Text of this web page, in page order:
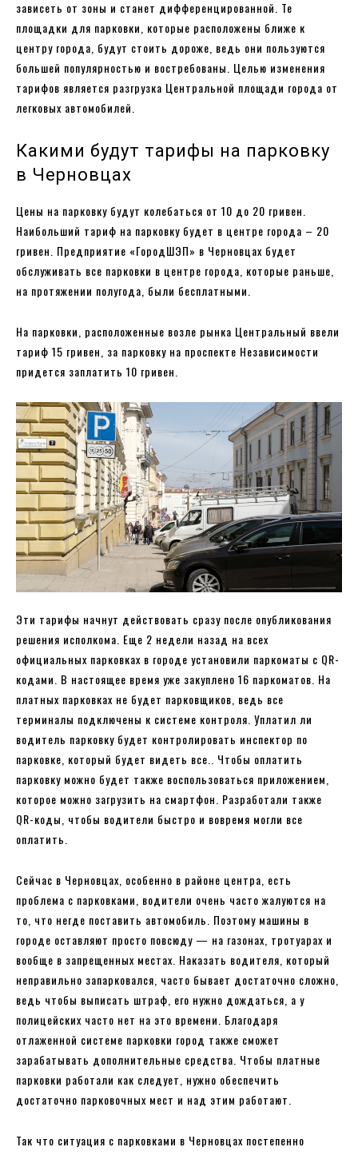
зависеть от зоны и станет дифференцированной. Те
площадки для парковки, которые расположены ближе к
центру города, будут стоить дороже, ведь они пользуются
большей популярностью и востребованы. Целью изменения
тарифов является разгрузка Центральной площади города от
легковых автомобилей.
Какими будут тарифы на парковку
в Черновцах
Цены на парковку будут колебаться от 10 до 20 гривен.
Наибольший тариф на парковку будет в центре города – 20
гривен. Предприятие «ГородШЭП» в Черновцах будет
обслуживать все парковки в центре города, которые раньше,
на протяжении полугода, были бесплатными.
На парковки, расположенные возле рынка Центральный ввели
тариф 15 гривен, за парковку на проспекте Независимости
придется заплатить 10 гривен.
Эти тарифы начнут действовать сразу после опубликования
решения исполкома. Еще 2 недели назад на всех
официальных парковках в городе установили паркоматы с QR-
кодами. В настоящее время уже закуплено 16 паркоматов. На
платных парковках не будет парковщиков, ведь все
терминалы подключены к системе контроля. Уплатил ли
водитель парковку будет контролировать инспектор по
парковке, который будет видеть все.. Чтобы оплатить
парковку можно будет также воспользоваться приложением,
которое можно загрузить на смартфон. Разработали также
QR-коды, чтобы водители быстро и вовремя могли все
оплатить.
Сейчас в Черновцах, особенно в районе центра, есть
проблема с парковками, водители очень часто жалуются на
то, что негде поставить автомобиль. Поэтому машины в
городе оставляют просто повсюду — на газонах, тротуарах и
вообще в запрещенных местах. Наказать водителя, который
неправильно запарковался, часто бывает достаточно сложно,
ведь чтобы выписать штраф, его нужно дождаться, а у
полицейских часто нет на это времени. Благодаря
отлаженной системе парковки город также сможет
зарабатывать дополнительные средства. Чтобы платные
парковки работали как следует, нужно обеспечить
достаточно парковочных мест и над этим работают.
Так что ситуация с парковками в Черновцах постепенно